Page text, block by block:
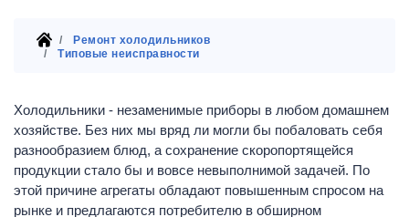
Ремонт холодильников
Типовые неисправности
Холодильники - незаменимые приборы в любом домашнем
хозяйстве. Без них мы вряд ли могли бы побаловать себя
разнообразием блюд, а сохранение скоропортящейся
продукции стало бы и вовсе невыполнимой задачей. По
этой причине агрегаты обладают повышенным спросом на
рынке и предлагаются потребителю в обширном